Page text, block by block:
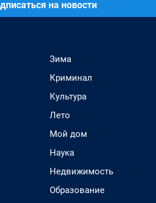
на новости
Зима
Криминал
Культура
Лето
Мой дом
Наука
Недвижимость
Образование